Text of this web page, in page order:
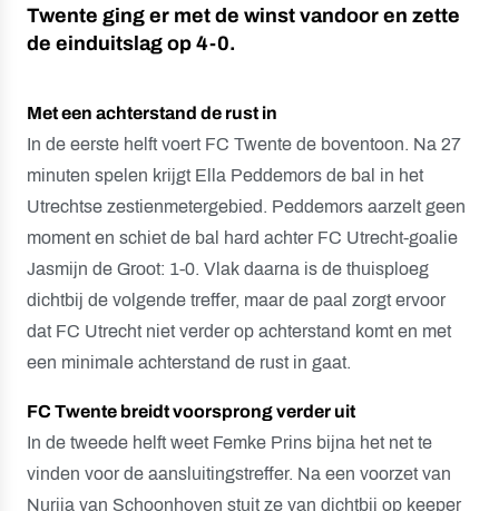
Twente ging er met de winst vandoor en zette
de einduitslag op 4-0.
Met een achterstand de rust in
In de eerste helft voert FC Twente de boventoon. Na 27
minuten spelen krijgt Ella Peddemors de bal in het
Utrechtse zestienmetergebied. Peddemors aarzelt geen
moment en schiet de bal hard achter FC Utrecht-goalie
Jasmijn de Groot: 1-0. Vlak daarna is de thuisploeg
dichtbij de volgende treffer, maar de paal zorgt ervoor
dat FC Utrecht niet verder op achterstand komt en met
een minimale achterstand de rust in gaat.
FC Twente breidt voorsprong verder uit
In de tweede helft weet Femke Prins bijna het net te
vinden voor de aansluitingstreffer. Na een voorzet van
Nurija van Schoonhoven stuit ze van dichtbij op keeper